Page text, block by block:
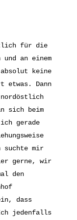
für die
an einem
keine
Dann
sich beim
gerade
mir
gerne, wir
den
dass
jedenfalls